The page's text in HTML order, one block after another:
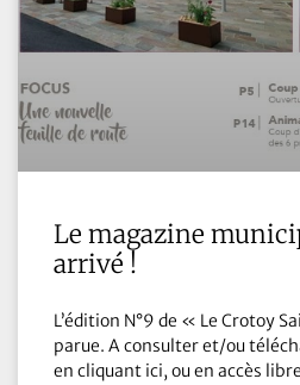
Le magazine
arrivé !
L’édition N°9 de « Le Crotoy
parue. A consulter et/ou
en cliquant ici, ou en accès